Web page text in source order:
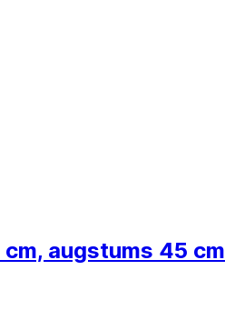
augstums 45 cm